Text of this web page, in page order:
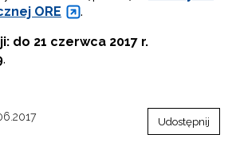
ORE
.
do 21 czerwca 2017 r.
.
Udostępnij